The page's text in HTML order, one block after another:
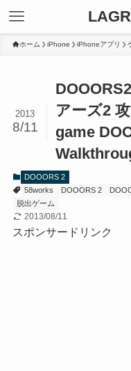
ホーム iPhone iPhoneアプリ
アーズ2
game
2013
8/11
DOOORS 2
58works
DOOORS 2
脱出ゲーム
2013/08/11
スポンサードリンク